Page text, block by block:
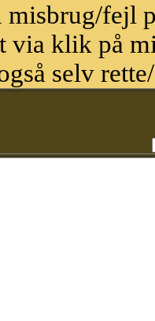
misbrug/fejl
via klik på
selv